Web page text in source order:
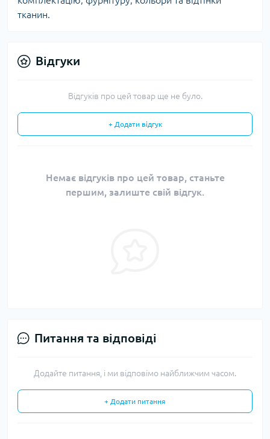
тканин.
Відгуки
Відгуків про цей товар ще не було.
+ Додати відгук
Немає відгуків про цей товар, станьте
першим, залиште свій відгук.
Питання та відповіді
Додайте питання, і ми відповімо найближчим часом.
+ Додати питання